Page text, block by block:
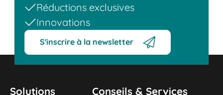
Réductions exclusives
Innovations
S'inscrire à la newsletter
Solutions Conseils & Services